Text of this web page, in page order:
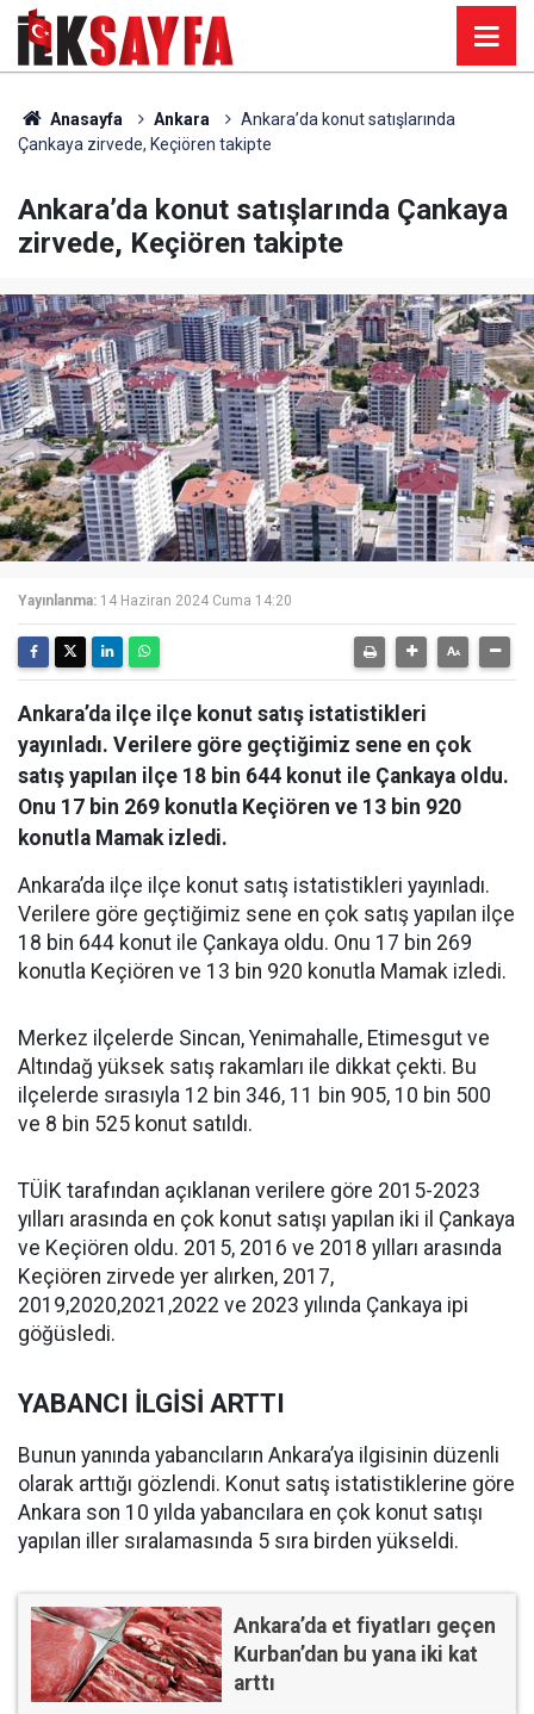
Anasayfa Ankara
Ankara’da konut satışlarında
Çankaya zirvede, Keçiören takipte
Ankara’da konut satışlarında Çankaya
zirvede, Keçiören takipte
Yayınlanma: 14 Haziran 2024 Cuma 14:20
Ankara’da ilçe ilçe konut satış istatistikleri
yayınladı. Verilere göre geçtiğimiz sene en çok
satış yapılan ilçe 18 bin 644 konut ile Çankaya oldu.
Onu 17 bin 269 konutla Keçiören ve 13 bin 920
konutla Mamak izledi.
Ankara’da ilçe ilçe konut satış istatistikleri yayınladı.
Verilere göre geçtiğimiz sene en çok satış yapılan ilçe
18 bin 644 konut ile Çankaya oldu. Onu 17 bin 269
konutla Keçiören ve 13 bin 920 konutla Mamak izledi.
Merkez ilçelerde Sincan, Yenimahalle, Etimesgut ve
Altındağ yüksek satış rakamları ile dikkat çekti. Bu
ilçelerde sırasıyla 12 bin 346, 11 bin 905, 10 bin 500
ve 8 bin 525 konut satıldı.
TÜİK tarafından açıklanan verilere göre 2015-2023
yılları arasında en çok konut satışı yapılan iki il Çankaya
ve Keçiören oldu. 2015, 2016 ve 2018 yılları arasında
Keçiören zirvede yer alırken, 2017,
2019,2020,2021,2022 ve 2023 yılında Çankaya ipi
göğüsledi.
YABANCI İLGİSİ ARTTI
Bunun yanında yabancıların Ankara’ya ilgisinin düzenli
olarak arttığı gözlendi. Konut satış istatistiklerine göre
Ankara son 10 yılda yabancılara en çok konut satışı
yapılan iller sıralamasında 5 sıra birden yükseldi.
Ankara’da et fiyatları geçen
Kurban’dan bu yana iki kat
arttı